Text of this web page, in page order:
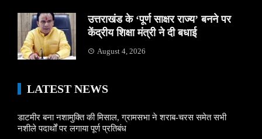
उत्तराखंड के ‘पूर्ण साक्षर राज्य’ बनने पर
केंद्रीय शिक्षा मंत्री ने दी बधाई
August 4, 2026
LATEST NEWS
डाटमीर बना नशामुक्ति की मिसाल, ग्रामसभा ने शराब-चरस समेत सभी
नशीले पदार्थों पर लगाया पूर्ण प्रतिबंध